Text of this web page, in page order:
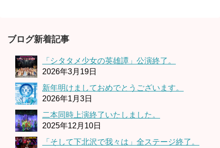
ブログ新着記事
「シタタメ少女の英雄譚」公演終了。
2026年3月19日
新年明けましておめでとうございます。
2026年1月3日
二本同時上演終了いたしました。
2025年12月10日
「そして下北沢で我々は」全ステージ終了。